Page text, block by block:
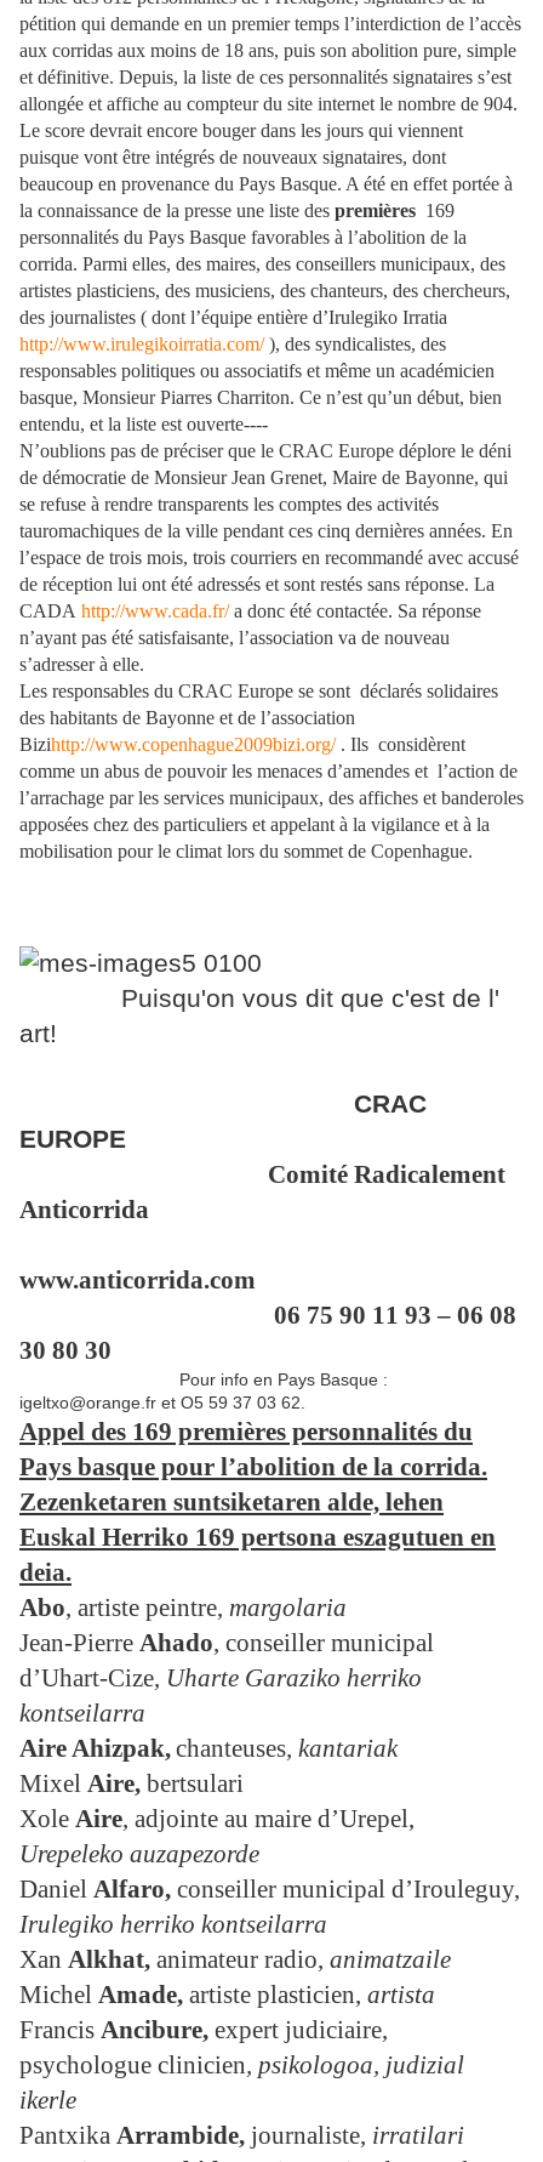
pétition qui demande en un premier temps l’interdiction de l’accès
aux corridas aux moins de 18 ans, puis son abolition pure, simple
et définitive. Depuis, la liste de ces personnalités signataires s’est
allongée et affiche au compteur du site internet le nombre de 904.
Le score devrait encore bouger dans les jours qui viennent
puisque vont être intégrés de nouveaux signataires, dont
beaucoup en provenance du Pays Basque. A été en effet portée à
la connaissance de la presse une liste des premières 169
personnalités du Pays Basque favorables à l’abolition de la
corrida. Parmi elles, des maires, des conseillers municipaux, des
artistes plasticiens, des musiciens, des chanteurs, des chercheurs,
des journalistes ( dont l’équipe entière d’Irulegiko Irratia
http://www.irulegikoirratia.com/ ), des syndicalistes, des
responsables politiques ou associatifs et même un académicien
basque, Monsieur Piarres Charriton. Ce n’est qu’un début, bien
entendu, et la liste est ouverte----
N’oublions pas de préciser que le CRAC Europe déplore le déni
de démocratie de Monsieur Jean Grenet, Maire de Bayonne, qui
se refuse à rendre transparents les comptes des activités
tauromachiques de la ville pendant ces cinq dernières années. En
l’espace de trois mois, trois courriers en recommandé avec accusé
de réception lui ont été adressés et sont restés sans réponse. La
CADA http://www.cada.fr/ a donc été contactée. Sa réponse
n’ayant pas été satisfaisante, l’association va de nouveau
s’adresser à elle.
Les responsables du CRAC Europe se sont déclarés solidaires
des habitants de Bayonne et de l’association
Bizihttp://www.copenhague2009bizi.org/ . Ils considèrent
comme un abus de pouvoir les menaces d’amendes et l’action de
l’arrachage par les services municipaux, des affiches et banderoles
apposées chez des particuliers et appelant à la vigilance et à la
mobilisation pour le climat lors du sommet de Copenhague.
Puisqu'on vous dit que c'est de l'
art!
CRAC
EUROPE
Comité Radicalement
Anticorrida
www.anticorrida.com
06 75 90 11 93 – 06 08
30 80 30
Pour info en Pays Basque :
igeltxo@orange.fr et O5 59 37 03 62.
Appel des 169 premières personnalités du
Pays basque pour l’abolition de la corrida.
Zezenketaren suntsiketaren alde, lehen
Euskal Herriko 169 pertsona eszagutuen en
deia.
Abo, artiste peintre, margolaria
Jean-Pierre Ahado, conseiller municipal
d’Uhart-Cize, Uharte Garaziko herriko
kontseilarra
Aire Ahizpak,chanteuses, kantariak
Mixel Aire, bertsulari
Xole Aire, adjointe au maire d’Urepel,
Urepeleko auzapezorde
Daniel Alfaro, conseiller municipal d’Irouleguy,
Irulegiko herriko kontseilarra
Xan Alkhat, animateur radio, animatzaile
Michel Amade, artiste plasticien, artista
Francis Ancibure, expert judiciaire,
psychologue clinicien, psikologoa, judizial
ikerle
Pantxika Arrambide, journaliste, irratilari